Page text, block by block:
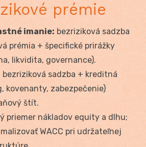
prémie
imanie: bezriziková sadzba
prémia + špecifické prirážky
likvidita, governance).
bezriziková sadzba + kreditná
kovenanty, zabezpečenie)
štít.
priemer nákladov equity a dlhu;
WACC pri udržateľnej